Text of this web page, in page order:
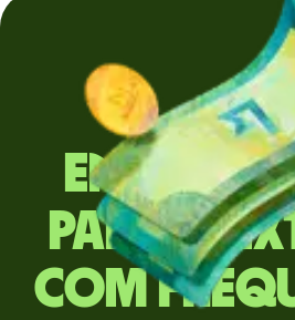
Envia
para o
com